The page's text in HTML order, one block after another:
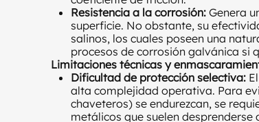
Resistencia a la corrosión:Genera
superficie. No obstante, su
salinos, los cuales poseen una
procesos de corrosión galvánica si
Limitaciones técnicas y
Dificultad de protección selectiva:El
alta complejidad operativa. Para
chaveteros) se endurezcan, se
metálicos que suelen